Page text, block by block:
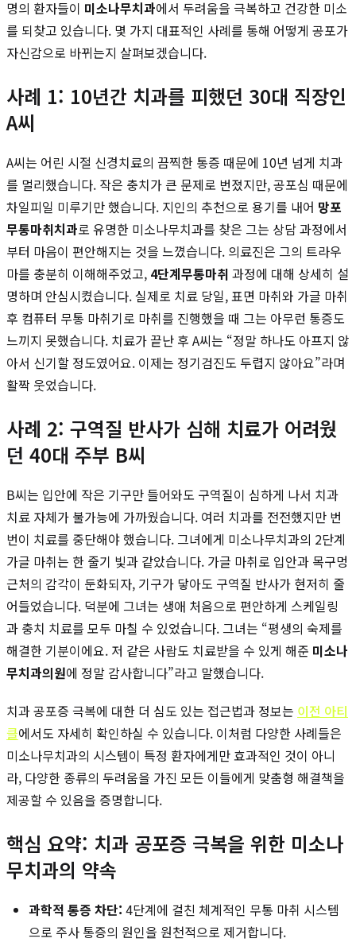
명의 환자들이 미소나무치과에서 두려움을 극복하고 건강한 미소
를 되찾고 있습니다. 몇 가지 대표적인 사례를 통해 어떻게 공포가
자신감으로 바뀌는지 살펴보겠습니다.
사례 1: 10년간 치과를 피했던 30대 직장인
A씨
A씨는 어린 시절 신경치료의 끔찍한 통증 때문에 10년 넘게 치과
를 멀리했습니다. 작은 충치가 큰 문제로 번졌지만, 공포심 때문에
차일피일 미루기만 했습니다. 지인의 추천으로 용기를 내어 망포
무통마취치과로 유명한 미소나무치과를 찾은 그는 상담 과정에서
부터 마음이 편안해지는 것을 느꼈습니다. 의료진은 그의 트라우
마를 충분히 이해해주었고, 4단계무통마취 과정에 대해 상세히 설
명하며 안심시켰습니다. 실제로 치료 당일, 표면 마취와 가글 마취
후 컴퓨터 무통 마취기로 마취를 진행했을 때 그는 아무런 통증도
느끼지 못했습니다. 치료가 끝난 후 A씨는 “정말 하나도 아프지 않
아서 신기할 정도였어요. 이제는 정기검진도 두렵지 않아요”라며
활짝 웃었습니다.
사례 2: 구역질 반사가 심해 치료가 어려웠
던 40대 주부 B씨
B씨는 입안에 작은 기구만 들어와도 구역질이 심하게 나서 치과
치료 자체가 불가능에 가까웠습니다. 여러 치과를 전전했지만 번
번이 치료를 중단해야 했습니다. 그녀에게 미소나무치과의 2단계
가글 마취는 한 줄기 빛과 같았습니다. 가글 마취로 입안과 목구멍
근처의 감각이 둔화되자, 기구가 닿아도 구역질 반사가 현저히 줄
어들었습니다. 덕분에 그녀는 생애 처음으로 편안하게 스케일링
과 충치 치료를 모두 마칠 수 있었습니다. 그녀는 “평생의 숙제를
해결한 기분이에요. 저 같은 사람도 치료받을 수 있게 해준 미소나
무치과의원에 정말 감사합니다”라고 말했습니다.
치과 공포증 극복에 대한 더 심도 있는 접근법과 정보는 이전 아티
클에서도 자세히 확인하실 수 있습니다. 이처럼 다양한 사례들은
미소나무치과의 시스템이 특정 환자에게만 효과적인 것이 아니
라, 다양한 종류의 두려움을 가진 모든 이들에게 맞춤형 해결책을
제공할 수 있음을 증명합니다.
핵심 요약: 치과 공포증 극복을 위한 미소나
무치과의 약속
과학적 통증 차단: 4단계에 걸친 체계적인 무통 마취 시스템
으로 주사 통증의 원인을 원천적으로 제거합니다.